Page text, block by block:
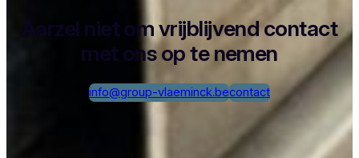
Aarzel niet om vrijblijvend contact
met ons op te nemen
info@group-vlaeminck.becontact